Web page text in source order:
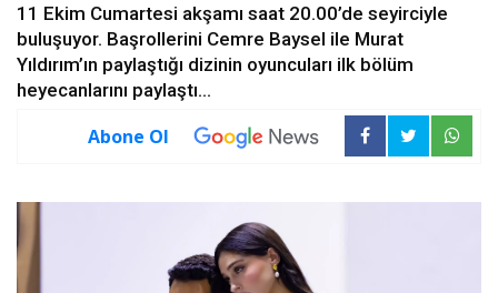
11 Ekim Cumartesi akşamı saat 20.00’de seyirciyle
buluşuyor. Başrollerini Cemre Baysel ile Murat
Yıldırım’ın paylaştığı dizinin oyuncuları ilk bölüm
heyecanlarını paylaştı…
Abone Ol